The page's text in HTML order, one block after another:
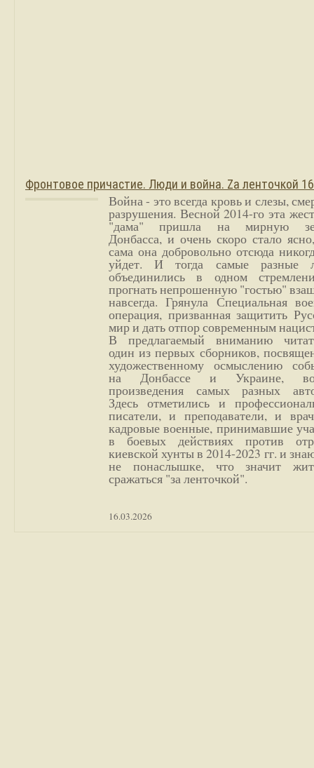
Фронтовое причастие. Люди и война. Zа ленточкой
Война - это всегда кровь и слезы,
разрушения. Весной 2014-го эта
"дама" пришла на мирную
Донбасса, и очень скоро стало
сама она добровольно отсюда
уйдет. И тогда самые разные
объединились в одном
прогнать непрошенную "гостью"
навсегда. Грянула Специальная
операция, призванная защитить
мир и дать отпор современным
В предлагаемый вниманию
один из первых сборников,
художественному осмыслению
на Донбассе и Украине,
произведения самых разных
Здесь отметились и
писатели, и преподаватели, и
кадровые военные, принимавшие
в боевых действиях против
киевской хунты в 2014-2023 гг. и
не понаслышке, что значит
сражаться "за ленточкой".
16.03.2026